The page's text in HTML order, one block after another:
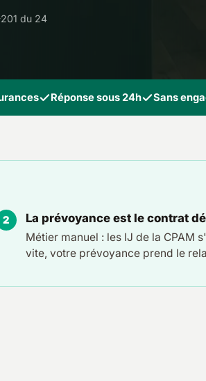
du 24
Réponse sous 24h Sans
La prévoyance est le contrat
Métier manuel : les IJ de la CPAM
vite, votre prévoyance prend le